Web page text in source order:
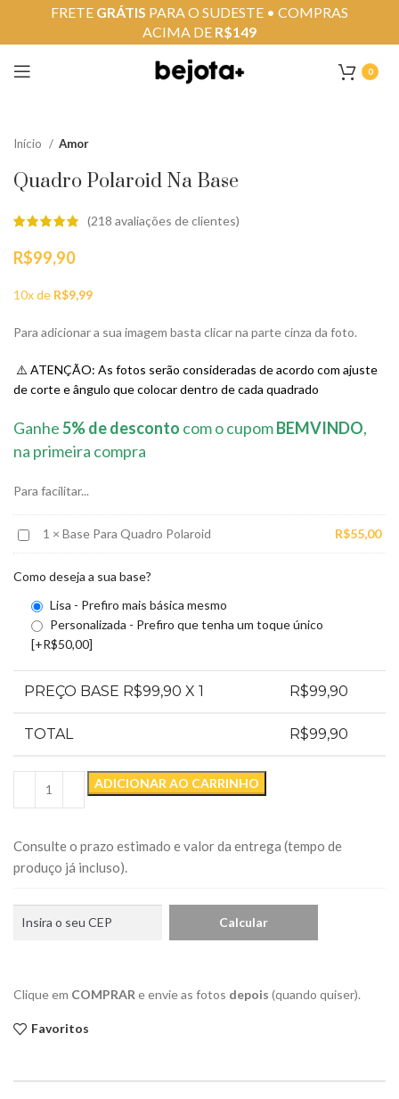
0
Início Amor
Quadro Polaroid Na Base
(218 avaliações de clientes)
R$99,90
10x de R$9,99
Para adicionar a sua imagem basta clicar na parte cinza da foto.
⚠️ ATENÇÃO: As fotos serão consideradas de acordo com ajuste
de corte e ângulo que colocar dentro de cada quadrado
Ganhe5% de desconto com o cupomBEMVINDO,
na primeira compra
Para facilitar...
Base
Para
Quadro
1 × Base Para Quadro Polaroid R$55,00
Como deseja a sua base?
Lisa - Prefiro mais básica mesmo
Personalizada - Prefiro que tenha um toque único
[+R$50,00]
PREÇO BASE R$99,90 X 1 R$99,90
TOTAL R$99,90
ADICIONAR AO CARRINHO
Consulte o prazo estimado e valor da entrega (tempo de
produço já incluso).
Clique em COMPRAR e envie as fotos depois (quando quiser).
Favoritos
FRETE GRÁTIS PARA O SUDESTE • COMPRAS
ACIMA DE R$149